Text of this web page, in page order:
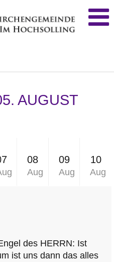
AUGUST
08
Aug
09
Aug
10
Aug
des HERRN: Ist
ist uns dann das alles